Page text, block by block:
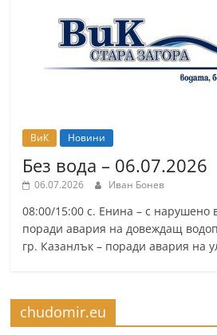
ВиК Новини
Без вода – 06.07.2026
06.07.2026 Иван Бонев
08:00/15:00 с. Енина – с нарушено
поради авария на довеждащ
гр. Казанлък – поради авария на
chudomir.eu